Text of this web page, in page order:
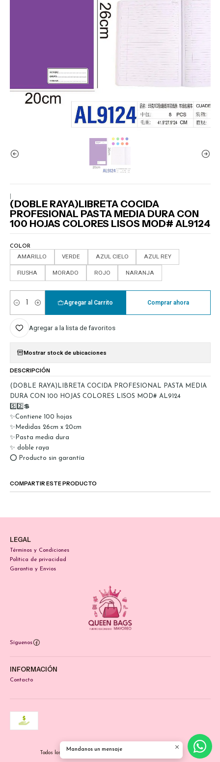
(DOBLE RAYA)LIBRETA COCIDA
PROFESIONAL PASTA MEDIA DURA CON
100 HOJAS COLORES LISOS MOD# AL9124
COLOR
AMARILLO VERDE AZUL CIELO AZUL REY
FIUSHA MORADO ROJO NARANJA
Cantidad
Agregar al Carrito Comprar ahora
Agregar a la lista de favoritos
Mostrar stock de ubicaciones
DESCRIPCIÓN
(DOBLE RAYA)LIBRETA COCIDA PROFESIONAL PASTA MEDIA
DURA CON 100 HOJAS COLORES LISOS MOD# AL9124
5️⃣2️⃣💲
✨Contiene 100 hojas
✨Medidas 26cm x 20cm
✨Pasta media dura
✨ doble raya
⭕ Producto sin garantía
COMPARTIR ESTE PRODUCTO
LEGAL
Términos y Condiciones
Política de privacidad
Garantia y Envios
Síguenos
INFORMACIÓN
Contacto
2026 Queen Bags-Puerto Escondido.
Todos los derechos reservados.
Desarrollado por Jumpseller
Mandanos un mensaje